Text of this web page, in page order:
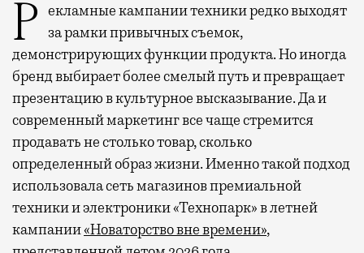
Рекламные кампании техники редко выходят
за рамки привычных съемок,
демонстрирующих функции продукта. Но иногда
бренд выбирает более смелый путь и превращает
презентацию в культурное высказывание. Да и
современный маркетинг все чаще стремится
продавать не столько товар, сколько
определенный образ жизни. Именно такой подход
использовала сеть магазинов премиальной
техники и электроники «Технопарк» в летней
кампании«Новаторство вне времени»,